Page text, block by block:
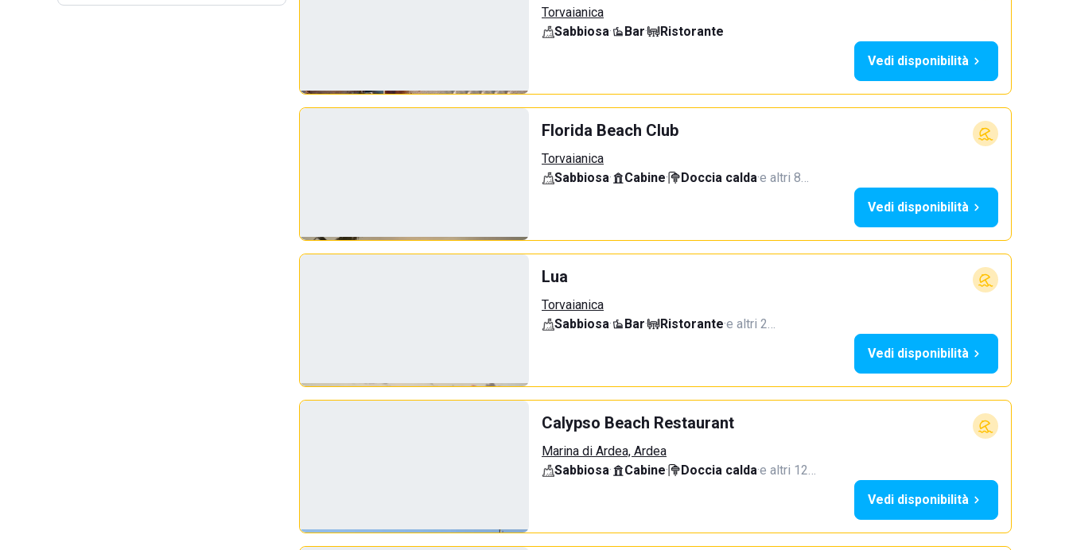
Torvaianica
Sabbiosa· Bar·
Ristorante
Vedi disponibilità
Florida Beach Club
Torvaianica
Sabbiosa· Cabine· Doccia calda·e altri 8…
Vedi disponibilità
Lua
Torvaianica
Sabbiosa· Bar· Ristorante·e altri 2…
Vedi disponibilità
Calypso Beach Restaurant
Marina di Ardea, Ardea
Sabbiosa· Cabine· Doccia calda·e altri 12…
Vedi disponibilità